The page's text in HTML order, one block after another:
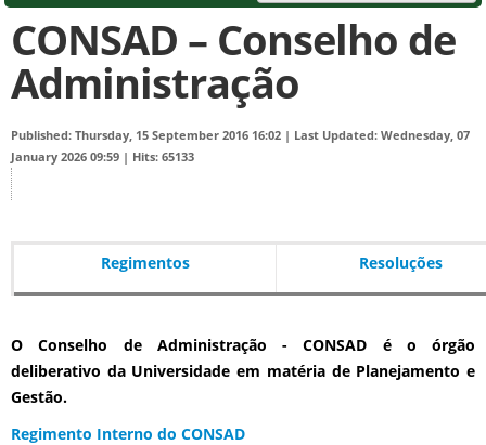
CONSAD – Conselho de
Administração
Published: Thursday, 15 September 2016 16:02 | Last Updated: Wednesday, 07
January 2026 09:59 | Hits: 65133
Regimentos Resoluções
O Conselho de Administração - CONSAD é o órgão
deliberativo da Universidade em matéria de Planejamento e
Gestão.
Regimento Interno do CONSAD